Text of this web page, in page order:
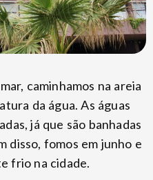
caminhamos na areia
da água. As águas
já que são banhadas
disso, fomos em junho e
frio na cidade.